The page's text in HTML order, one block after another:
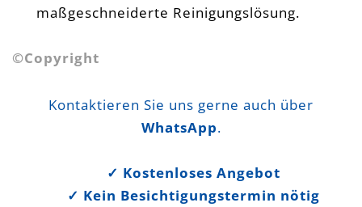
maßgeschneiderte Reinigungslösung.
©Copyright
Kontaktieren Sie uns gerne auch über
WhatsApp.
✓ Kostenloses Angebot
✓ Kein Besichtigungstermin nötig